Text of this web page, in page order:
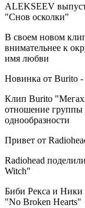
ALEKSEEV
"Снов осколки"
В своем новом
внимательнее к
имя любви
Новинка от Burito
Клип Burito
отношение группы
однообразности
Привет от
Radiohead
Witch"
Биби Рекса и
"No Broken Hearts"